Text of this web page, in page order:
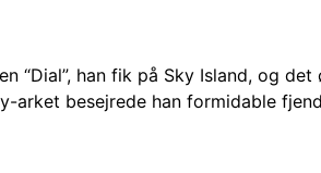
“Dial”, han fik på Sky Island, og det
arket besejrede han formidable